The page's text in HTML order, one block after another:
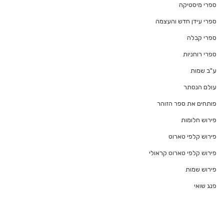
ספרי מיסטיקה
ספרי עידן חדש והעצמה
ספרי קבלה
ספרי רוחניות
ע"ב שמות
עולם הנסתר
פותחים את ספר הזוהר
פירוש חלומות
פירוש קלפי טארוט
פירוש קלפי טארוט קראולי
פירוש שמות
פנג שואי